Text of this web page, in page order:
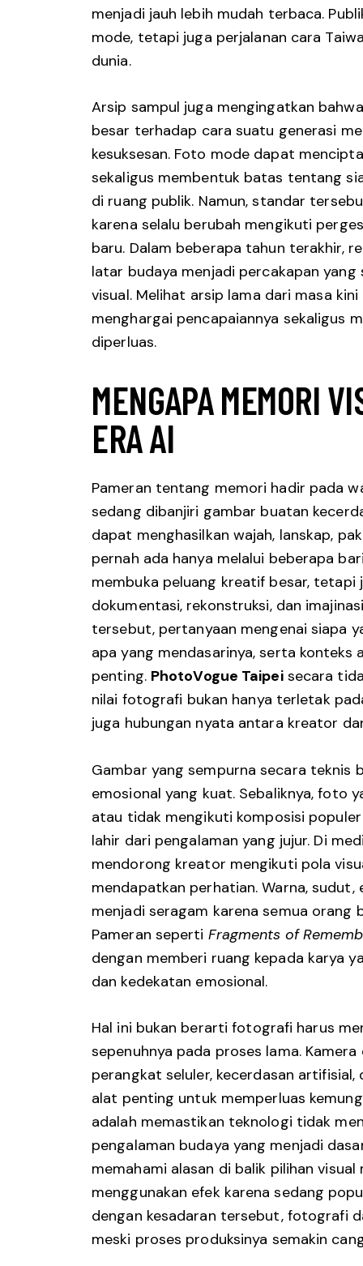
menjadi jauh lebih mudah terbaca.
mode, tetapi juga perjalanan cara
dunia.
Arsip sampul juga mengingatkan
besar terhadap cara suatu generasi
kesuksesan. Foto mode dapat
sekaligus membentuk batas tentang
di ruang publik. Namun, standar
karena selalu berubah mengikuti
baru. Dalam beberapa tahun terakhir,
latar budaya menjadi percakapan
visual. Melihat arsip lama dari masa
menghargai pencapaiannya sekaligus
diperluas.
MENGAPA MEMORI
ERA AI
Pameran tentang memori hadir pada
sedang dibanjiri gambar buatan
dapat menghasilkan wajah, lanskap,
pernah ada hanya melalui beberapa
membuka peluang kreatif besar,
dokumentasi, rekonstruksi, dan
tersebut, pertanyaan mengenai siapa
apa yang mendasarinya, serta konteks
penting. PhotoVogue Taipeisecara
nilai fotografi bukan hanya terletak
juga hubungan nyata antara kreator
Gambar yang sempurna secara teknis
emosional yang kuat. Sebaliknya, foto
atau tidak mengikuti komposisi
lahir dari pengalaman yang jujur. Di
mendorong kreator mengikuti pola
mendapatkan perhatian. Warna, sudut,
menjadi seragam karena semua orang
Pameran seperti Fragments of
dengan memberi ruang kepada karya
dan kedekatan emosional.
Hal ini bukan berarti fotografi harus
sepenuhnya pada proses lama.
perangkat seluler, kecerdasan
alat penting untuk memperluas
adalah memastikan teknologi tidak
pengalaman budaya yang menjadi
memahami alasan di balik pilihan visual
menggunakan efek karena sedang
dengan kesadaran tersebut, fotografi
meski proses produksinya semakin